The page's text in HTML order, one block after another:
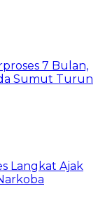
7 Bulan,
Sumut Turun
Langkat Ajak